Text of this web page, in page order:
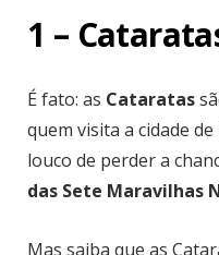
1 –
É fato: as Cataratas
quem visita a cidade
louco de perder a
das Sete Maravilhas
Mas saiba que as